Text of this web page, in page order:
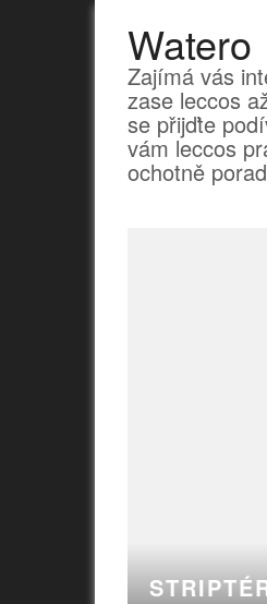
Watero
Zajímá vás
zase leccos
se přijďte
vám leccos
ochotně